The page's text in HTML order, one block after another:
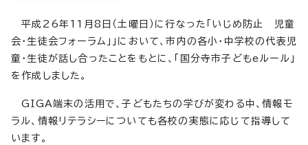
平成26年11月8日（土曜日）に行なった「いじめ防止 児童
会・生徒会フォーラム」」において、市内の各小・中学校の代表児
童・生徒が話し合ったことをもとに、「国分寺市子どもeルール」
を作成しました。
GIGA端末の活用で、子どもたちの学びが変わる中、情報モ
ラル、情報リテラシーについても各校の実態に応じて指導して
います。